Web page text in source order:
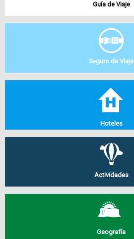
Guía de Viaje
Seguro de Viaje
Hoteles
Actividades
Geografía